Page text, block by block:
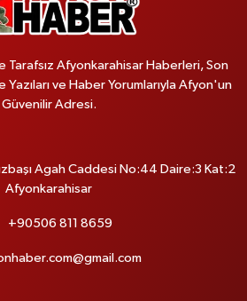
Tarafsız Afyonkarahisar Haberleri, Son
ve Haber Yorumlarıyla Afyon'un
Güvenilir Adresi.
Agah Caddesi No:44 Daire:3 Kat:2
Afyonkarahisar
+90506 811 8659